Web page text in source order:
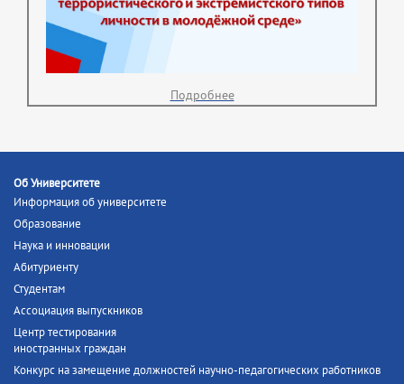
Подробнее
Об Университете
Информация об университете
Образование
Наука и инновации
Абитуриенту
Студентам
Ассоциация выпускников
Центр тестирования
иностранных граждан
Конкурс на замещение должностей научно-педагогических работников